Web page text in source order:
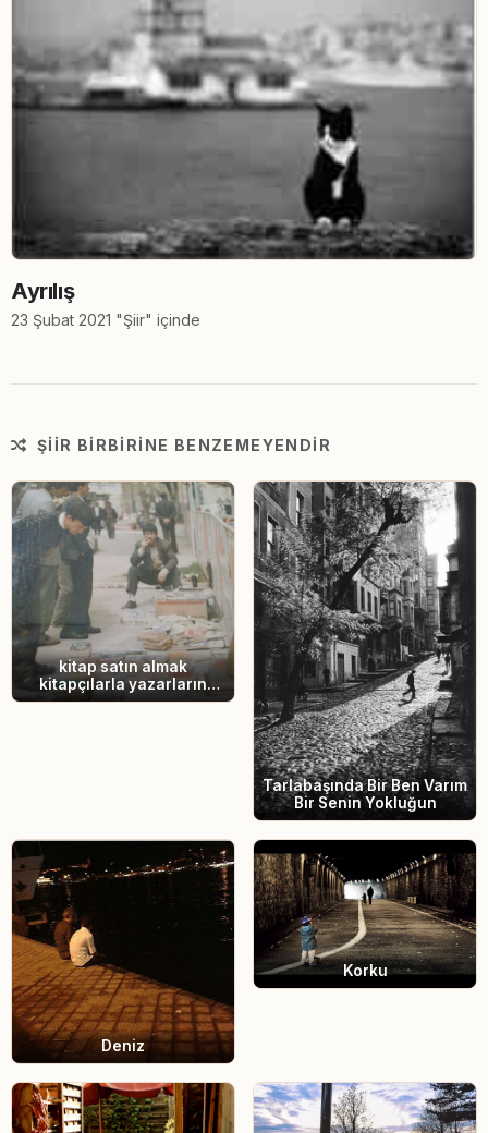
Ayrılış
23 Şubat 2021 "Şiir" içinde
ŞIIR BIRBIRINE BENZEMEYENDIR
kitap satın almak
kitapçılarla yazarların
karınlarını doyurmalarını
Tarlabaşında Bir Ben Varım
Bir Senin Yokluğun
Deniz
Korku